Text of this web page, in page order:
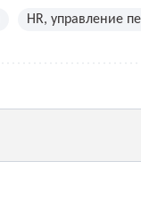
HR, управление